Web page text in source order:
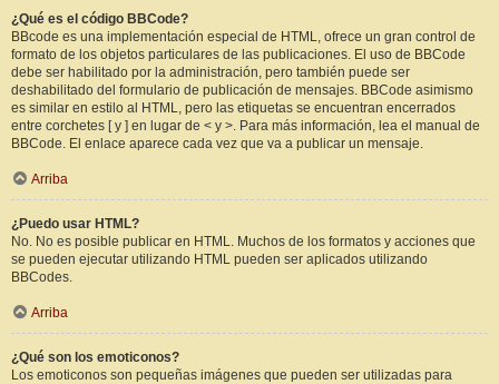
¿Qué es el código BBCode?
BBcode es una implementación especial de HTML, ofrece un gran control de
formato de los objetos particulares de las publicaciones. El uso de BBCode
debe ser habilitado por la administración, pero también puede ser
deshabilitado del formulario de publicación de mensajes. BBCode asimismo
es similar en estilo al HTML, pero las etiquetas se encuentran encerrados
entre corchetes [ y ] en lugar de < y >. Para más información, lea el manual de
BBCode. El enlace aparece cada vez que va a publicar un mensaje.
Arriba
¿Puedo usar HTML?
No. No es posible publicar en HTML. Muchos de los formatos y acciones que
se pueden ejecutar utilizando HTML pueden ser aplicados utilizando
BBCodes.
Arriba
¿Qué son los emoticonos?
Los emoticonos son pequeñas imágenes que pueden ser utilizadas para